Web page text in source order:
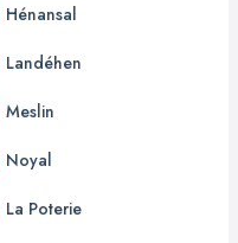
Hénansal
Landéhen
Meslin
Noyal
La Poterie